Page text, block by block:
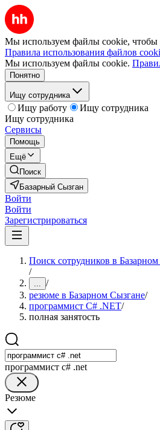
Мы используем файлы cookie, чтобы
Правила использования файлов
Мы используем файлы cookie.
Понятно
Ищу сотрудника
Ищу работу
Ищу сотрудника
Ищу сотрудника
Сервисы
Помощь
Ещё
Поиск
Базарный Сызган
Войти
Войти
Зарегистрироваться
Поиск сотрудников в
/
... /
резюме в Базарном Сызгане/
программист C# .NET/
полная занятость
программист c# .net
Резюме